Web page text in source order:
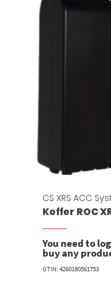
CS XRS ACC
Koffer ROC
You need to
buy any
GTIN: 4260180561753